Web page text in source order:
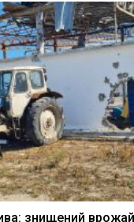
знищений врожай,